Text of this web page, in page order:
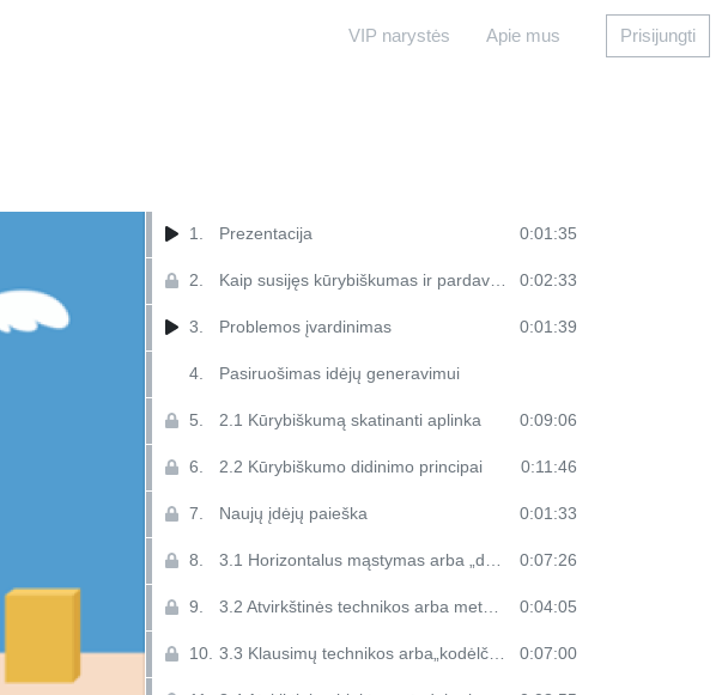
VIP narystės Apie mus Prisijungti
1. Prezentacija 0:01:35
2. Kaip susijęs kūrybiškumas ir pardavimai? 0:02:33
3. Problemos įvardinimas 0:01:39
4. Pasiruošimas idėjų generavimui
5. 2.1 Kūrybiškumą skatinanti aplinka 0:09:06
6. 2.2 Kūrybiškumo didinimo principai 0:11:46
7. Naujų įdėjų paieška 0:01:33
8. 0:07:26
9. 3.2 Atvirkštinės technikos arba metodai „aukštyn kojom“ 0:04:05
10. 3.3 Klausimų technikos arba„kodėlčiukas“ 0:07:00